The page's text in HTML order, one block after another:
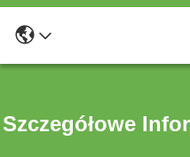
Szczegółowe